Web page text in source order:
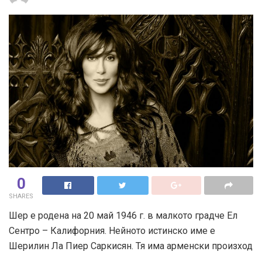
0
SHARES
Шер е родена на 20 май 1946 г. в малкото градче Ел
Сентро – Калифорния. Нейното истинско име е
Шерилин Ла Пиер Саркисян. Тя има арменски произход